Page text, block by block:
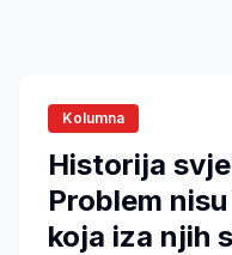
Kolumna
Historija
Problem
koja iza njih